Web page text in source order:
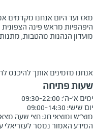
מועדון הנהנות מהטבות,
אנחנו מזמינים אותך
שעות פתיחה
מוצ"ש ומוצאי חג: חצי שעה מצאת
המידע האמור נמסר לעזריאלי